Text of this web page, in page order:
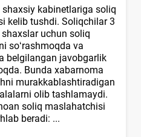
kabinetlariga soliq
kelib tushdi. Soliqchilar 3
uchun soliq
soʻrashmoqda va
belgilangan javobgarlik
Bunda хabarnoma
murakkablashtiradigan
olib tashlamaydi.
soliq maslahatchisi
beradi: ...